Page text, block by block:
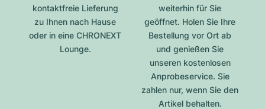
kontaktfreie Lieferung
zu Ihnen nach Hause
oder in eine CHRONEXT
Lounge.
weiterhin für Sie
geöffnet. Holen Sie Ihre
Bestellung vor Ort ab
und genießen Sie
unseren kostenlosen
Anprobeservice. Sie
zahlen nur, wenn Sie den
Artikel behalten.